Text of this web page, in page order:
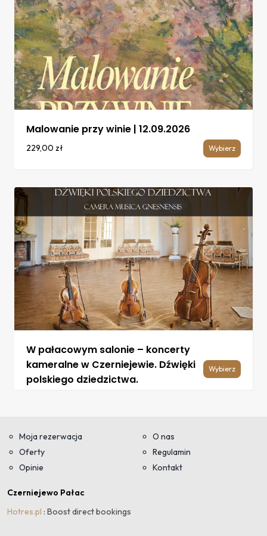
Malowanie przy winie | 12.09.2026
229,00 zł Wybierz
W pałacowym salonie – koncerty
kameralne w Czerniejewie. Dźwięki
polskiego dziedzictwa.
Wybierz
Moja rezerwacja
Oferty
Opinie
O nas
Regulamin
Kontakt
Czerniejewo Pałac
Hotres.pl : Boost direct bookings